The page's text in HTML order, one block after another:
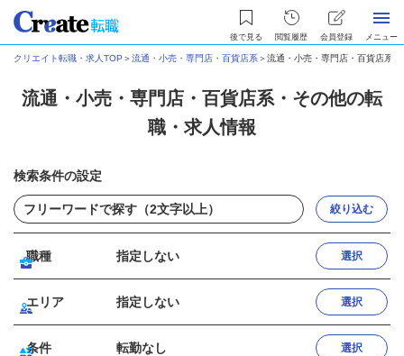
後で見る 閲覧履歴 会員登録 メニュー
クリエイト転職・求人TOP ＞流通・小売・専門店・百貨店系＞流通・小売・専門店・百貨店系
流通・小売・専門店・百貨店系・その他の転
職・求人情報
検索条件の設定
絞り込む
職種 指定しない 選択
エリア 指定しない 選択
条件 転勤なし 選択